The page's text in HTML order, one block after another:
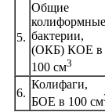
5.
Общие
колиформные
бактерии,
(ОКБ) КОЕ в
100 см3
6.
Колифаги,
БОЕ в 100 см